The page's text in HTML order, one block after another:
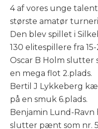
4 af vores unge
største amatør
Den blev spillet i
130 elitespillere fra
Oscar B Holm slutter
en mega flot 2.plads.
Bertil J Lykkeberg
på en smuk 6.plads.
Benjamin Lund-Ravn
slutter pænt som nr.